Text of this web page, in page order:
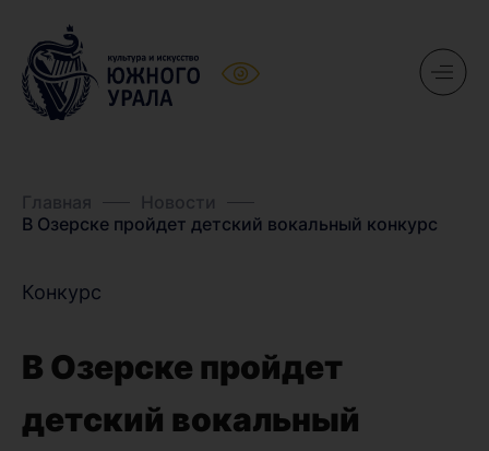
Главная
Новости
В Озерске пройдет детский вокальный конкурс
Конкурс
В Озерске пройдет
детский вокальный